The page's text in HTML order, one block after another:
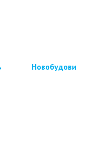
Новобудови